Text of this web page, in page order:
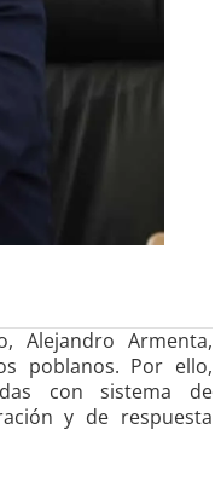
Alejandro Armenta,
poblanos. Por ello,
con sistema de
y de respuesta